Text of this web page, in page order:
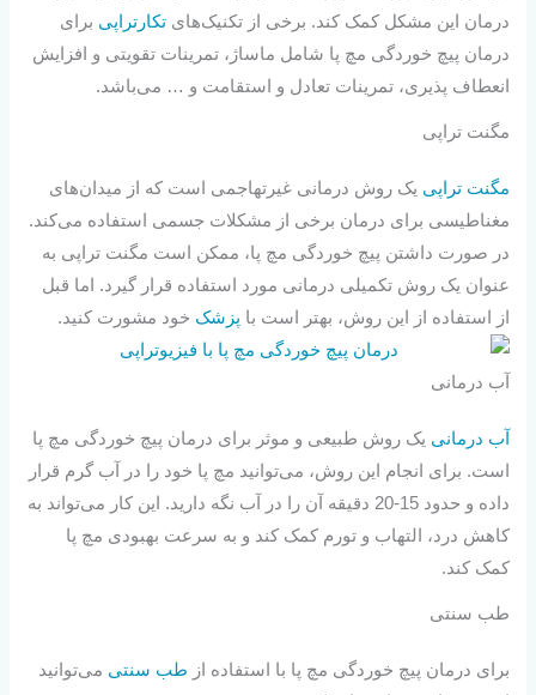
درمان این مشکل کمک کند. برخی از تکنیک‌هایتکارتراپی برای
درمان پیچ خوردگی مچ پا شامل ماساژ، تمرینات تقویتی و افزایش
انعطاف‌ پذیری، تمرینات تعادل و استقامت و … می‌باشد.
مگنت تراپی
مگنت تراپی یک روش درمانی غیرتهاجمی است که از میدان‌های
مغناطیسی برای درمان برخی از مشکلات جسمی استفاده می‌کند.
در صورت داشتن پیچ خوردگی مچ پا، ممکن است مگنت تراپی به
عنوان یک روش تکمیلی درمانی مورد استفاده قرار گیرد. اما قبل
از استفاده از این روش، بهتر است با پزشک خود مشورت کنید.
آب درمانی
آب درمانی یک روش طبیعی و موثر برای درمان پیچ خوردگی مچ پا
است. برای انجام این روش، می‌توانید مچ پا خود را در آب گرم قرار
داده و حدود 15-20 دقیقه آن را در آب نگه دارید. این کار می‌تواند به
کاهش درد، التهاب و تورم کمک کند و به سرعت بهبودی مچ پا
کمک کند.
طب سنتی
برای درمان پیچ خوردگی مچ پا با استفاده از طب سنتی می‌توانید